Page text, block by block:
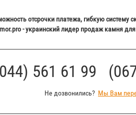
отсрочки платежа, гибкую систему
- украинский лидер продаж камня
561 61 99
Не дозвонились? Мы Вам